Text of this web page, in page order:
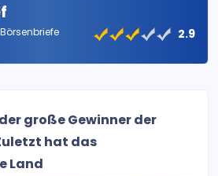
2.9
große Gewinner der
hat das
Land